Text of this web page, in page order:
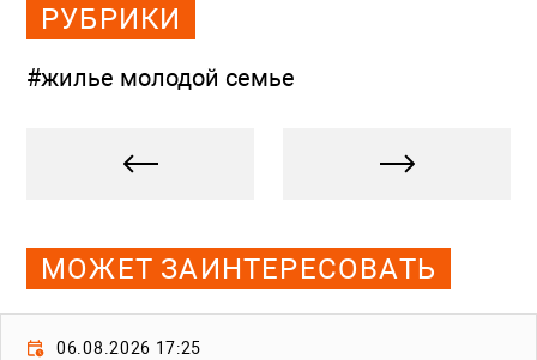
РУБРИКИ
#жилье молодой семье
МОЖЕТ ЗАИНТЕРЕСОВАТЬ
06.08.2026 17:25